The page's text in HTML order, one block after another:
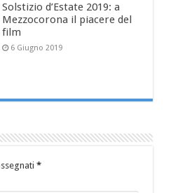
Solstizio d’Estate 2019: a
Mezzocorona il piacere del
film
6 Giugno 2019
*